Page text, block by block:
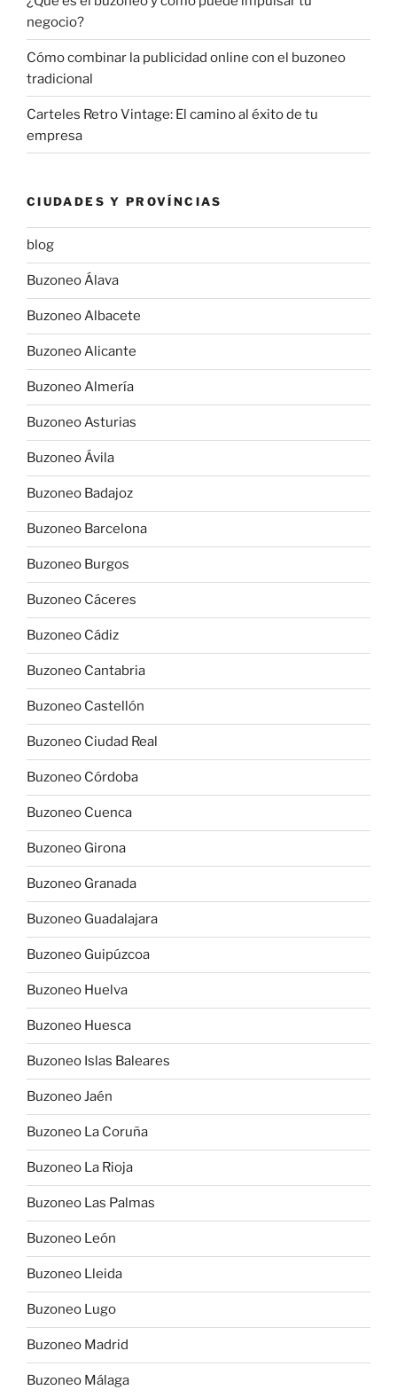
negocio?
Cómo combinar la publicidad online con el buzoneo
tradicional
Carteles Retro Vintage: El camino al éxito de tu
empresa
CIUDADES Y PROVÍNCIAS
blog
Buzoneo Álava
Buzoneo Albacete
Buzoneo Alicante
Buzoneo Almería
Buzoneo Asturias
Buzoneo Ávila
Buzoneo Badajoz
Buzoneo Barcelona
Buzoneo Burgos
Buzoneo Cáceres
Buzoneo Cádiz
Buzoneo Cantabria
Buzoneo Castellón
Buzoneo Ciudad Real
Buzoneo Córdoba
Buzoneo Cuenca
Buzoneo Girona
Buzoneo Granada
Buzoneo Guadalajara
Buzoneo Guipúzcoa
Buzoneo Huelva
Buzoneo Huesca
Buzoneo Islas Baleares
Buzoneo Jaén
Buzoneo La Coruña
Buzoneo La Rioja
Buzoneo Las Palmas
Buzoneo León
Buzoneo Lleida
Buzoneo Lugo
Buzoneo Madrid
Buzoneo Málaga